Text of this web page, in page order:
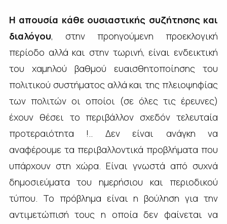
Η απουσία κάθε ουσιαστικής συζήτησης και
διαλόγου, στην προηγούμενη προεκλογική
περίοδο αλλά και στην τωρινή, είναι ενδεικτική
του χαμηλού βαθμού ευαισθητοποίησης του
πολιτικού συστήματος αλλά και της πλειοψηφίας
των πολιτών οι οποίοι (σε όλες τις έρευνες)
έχουν θέσει το περιβάλλον σχεδόν τελευταία
προτεραιότητα !.. Δεν είναι ανάγκη να
αναφέρουμε τα περιβαλλοντικά προβλήματα που
υπάρχουν στη χώρα. Είναι γνωστά από συχνά
δημοσιεύματα του ημερήσιου και περιοδικού
τύπου. Το πρόβλημα είναι η βούληση για την
αντιμετώπισή τους η οποία δεν φαίνεται να